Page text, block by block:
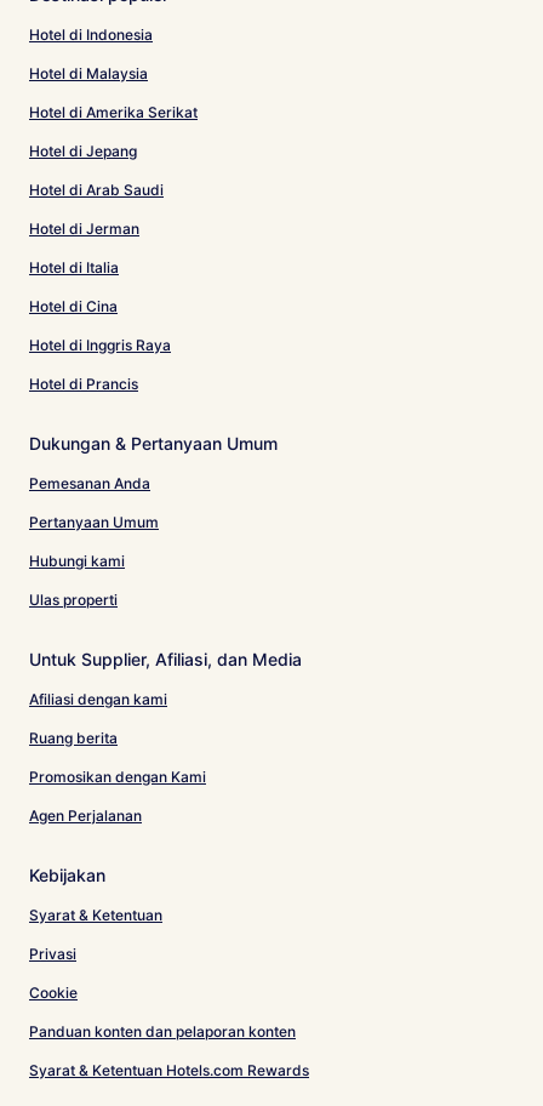
Hotel di Indonesia
Hotel di Malaysia
Hotel di Amerika Serikat
Hotel di Jepang
Hotel di Arab Saudi
Hotel di Jerman
Hotel di Italia
Hotel di Cina
Hotel di Inggris Raya
Hotel di Prancis
Dukungan & Pertanyaan Umum
Pemesanan Anda
Pertanyaan Umum
Hubungi kami
Ulas properti
Untuk Supplier, Afiliasi, dan Media
Afiliasi dengan kami
Ruang berita
Promosikan dengan Kami
Agen Perjalanan
Kebijakan
Syarat & Ketentuan
Privasi
Cookie
Panduan konten dan pelaporan konten
Syarat & Ketentuan Hotels.com Rewards